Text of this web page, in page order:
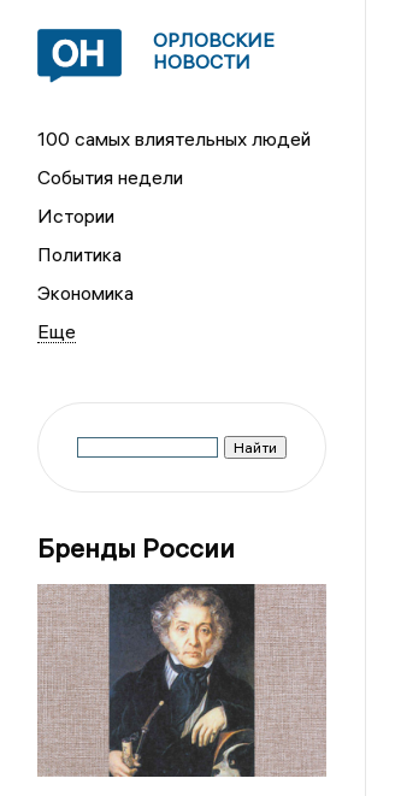
ОРЛОВСКИЕ
НОВОСТИ
100 самых влиятельных людей
События недели
Истории
Политика
Экономика
Бренды России